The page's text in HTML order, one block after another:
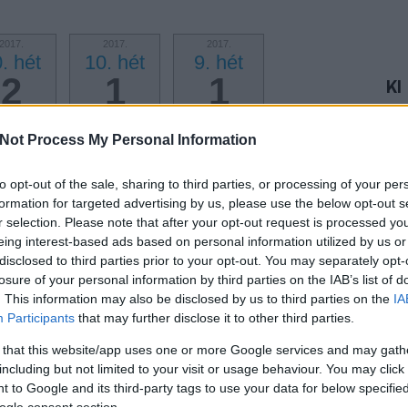
Process My Personal Information
opt-out of the sale, sharing to third parties, or processing of your
for targeted advertising by us, please use the below opt-out
selection. Please note that after your opt-out request is processed
interest-based ads based on personal information utilized by us
to third parties prior to your opt-out. You may separately
of your personal information by third parties on the IAB’s list of
This information may also be disclosed by us to third parties on the
Participants that may further disclose it to other third parties.
that this website/app uses one or more Google services and may
but not limited to your visit or usage behaviour. You may
to Google and its third-party tags to use your data for below
2017.
hét
2
2017.
10. hét
1
2017.
9. hét
1
2017.
1
POSZT
2017.
1
2016.
1
hét
2
2016.
16. hét
1
POSZT
2016.
15. hét
3
POSZT
KI